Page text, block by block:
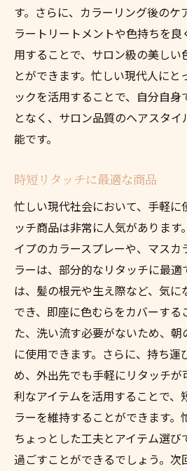
す。さらに、カラーリング後のケ
ラートリートメントや色持ちを
用することで、サロン級の美しい
とができます。忙しい現代人にと
ックを活用することで、自分自
となく、サロン品質のヘアスタ
能です。
時短リタッチに最適な商品
忙しい現代社会において、手軽に
ッチ商品は非常に人気があります
イプのカラースプレーや、マスカ
ラーは、部分的なリタッチに最適
は、髪の根元や生え際など、気に
でき、即座に色むらをカバーする
た、洗い流す必要がないため、
に使用できます。さらに、持ち運
め、外出先でも手軽にリタッチが
利なアイテムを活用することで、
ラーを維持することができます。
ちょっとした工夫とアイテム選び
過ごすことができるでしょう。次